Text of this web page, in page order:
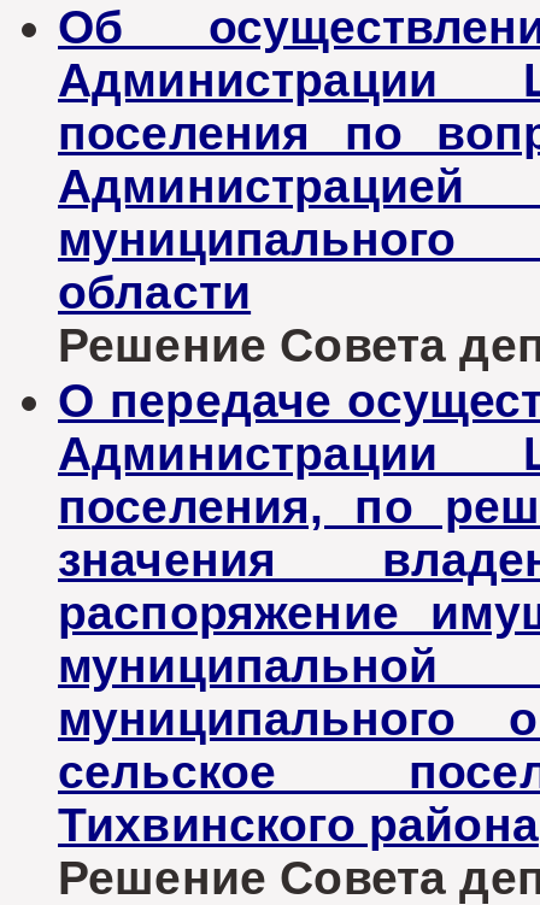
Об
Администрации
поселения по
муниципального
области
Решение Совета
О передаче
Администрации
поселения, по
значения
распоряжение
муниципального
сельское
Тихвинского района
Решение Совета